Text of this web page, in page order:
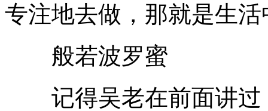
专注地去做，那就是生
般若波罗蜜
记得吴老在前面讲过